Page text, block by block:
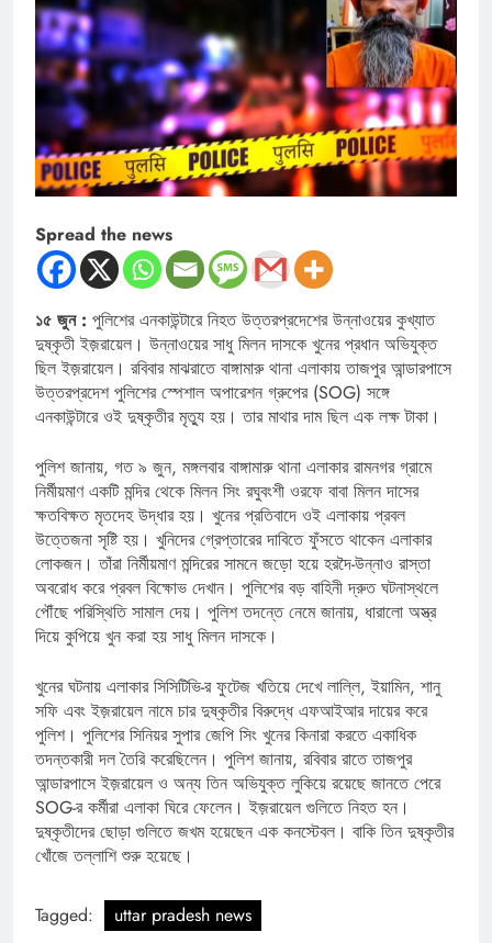
Spread the news
১৫ জুন : পুলিশের এনকাউন্টারে নিহত উত্তরপ্রদেশের উন্নাওয়ের কুখ্যাত
দুষ্কৃতী ইজ়রায়েল। উন্নাওয়ের সাধু মিলন দাসকে খুনের প্রধান অভিযুক্ত
ছিল ইজ়রায়েল। রবিবার মাঝরাতে বাঙ্গামারু থানা এলাকায় তাজপুর আন্ডারপাসে
উত্তরপ্রদেশ পুলিশের স্পেশাল অপারেশন গ্রুপের (SOG) সঙ্গে
এনকাউন্টারে ওই দুষ্কৃতীর মৃত্যু হয়। তার মাথার দাম ছিল এক লক্ষ টাকা।
পুলিশ জানায়, গত ৯ জুন, মঙ্গলবার বাঙ্গামারু থানা এলাকার রামনগর গ্রামে
নির্মীয়মাণ একটি মন্দির থেকে মিলন সিং রঘুবংশী ওরফে বাবা মিলন দাসের
ক্ষতবিক্ষত মৃতদেহ উদ্ধার হয়। খুনের প্রতিবাদে ওই এলাকায় প্রবল
উত্তেজনা সৃষ্টি হয়। খুনিদের গ্রেপ্তারের দাবিতে ফুঁসতে থাকেন এলাকার
লোকজন। তাঁরা নির্মীয়মাণ মন্দিরের সামনে জড়ো হয়ে হরদৈ-উন্নাও রাস্তা
অবরোধ করে প্রবল বিক্ষোভ দেখান। পুলিশের বড় বাহিনী দ্রুত ঘটনাস্থলে
পৌঁছে পরিস্থিতি সামাল দেয়। পুলিশ তদন্তে নেমে জানায়, ধারালো অস্ত্র
দিয়ে কুপিয়ে খুন করা হয় সাধু মিলন দাসকে।
খুনের ঘটনায় এলাকার সিসিটিভি-র ফুটেজ খতিয়ে দেখে লাল্লি, ইয়ামিন, শানু
সফি এবং ইজ়রায়েল নামে চার দুষ্কৃতীর বিরুদ্ধে এফআইআর দায়ের করে
পুলিশ। পুলিশের সিনিয়র সুপার জেপি সিং খুনের কিনারা করতে একাধিক
তদন্তকারী দল তৈরি করেছিলেন। পুলিশ জানায়, রবিবার রাতে তাজপুর
আন্ডারপাসে ইজ়রায়েল ও অন্য তিন অভিযুক্ত লুকিয়ে রয়েছে জানতে পেরে
SOG-র কর্মীরা এলাকা ঘিরে ফেলেন। ইজ়রায়েল গুলিতে নিহত হন।
দুষ্কৃতীদের ছোড়া গুলিতে জখম হয়েছেন এক কনস্টেবল। বাকি তিন দুষ্কৃতীর
খোঁজে তল্লাশি শুরু হয়েছে।
Tagged: uttar pradesh news